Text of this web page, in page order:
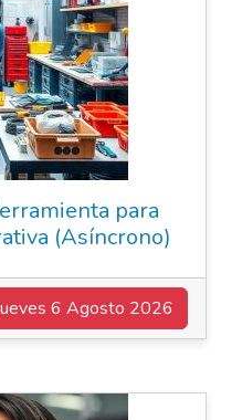
para
(Asíncrono)
6 Agosto 2026